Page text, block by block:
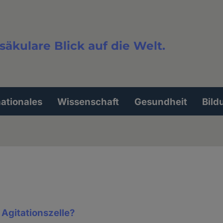
Blick auf die Welt.
Wissenschaft Gesundheit